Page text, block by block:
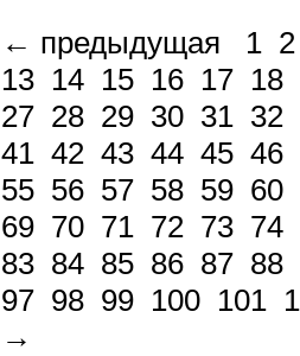
← предыдущая
1 2
13 14 15 16 17 18
27 28 29 30 31 32
41 42 43 44 45 46
55 56 57 58 59 60
69 70 71 72 73 74
83 84 85 86 87 88
97 98 99 100 101
→